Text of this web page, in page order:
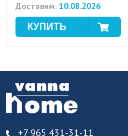
Доставим: 10.08.2026
+7 965 431-31-11